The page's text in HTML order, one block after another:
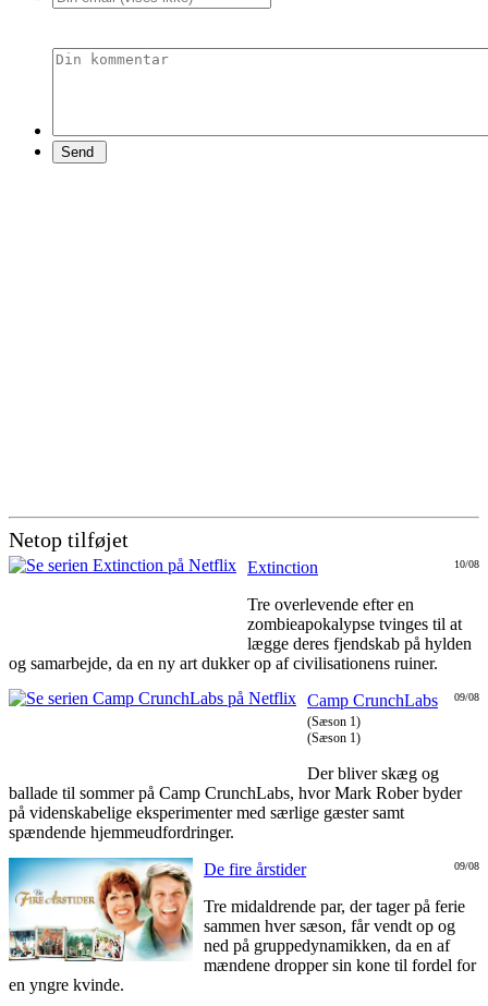
Netop tilføjet
10/08
Extinction
Tre overlevende efter en
zombieapokalypse tvinges til at
lægge deres fjendskab på hylden
og samarbejde, da en ny art dukker op af civilisationens ruiner.
09/08
Camp CrunchLabs
(Sæson 1)
(Sæson 1)
Der bliver skæg og
ballade til sommer på Camp CrunchLabs, hvor Mark Rober byder
på videnskabelige eksperimenter med særlige gæster samt
spændende hjemmeudfordringer.
09/08
De fire årstider
Tre midaldrende par, der tager på ferie
sammen hver sæson, får vendt op og
ned på gruppedynamikken, da en af
mændene dropper sin kone til fordel for
en yngre kvinde.